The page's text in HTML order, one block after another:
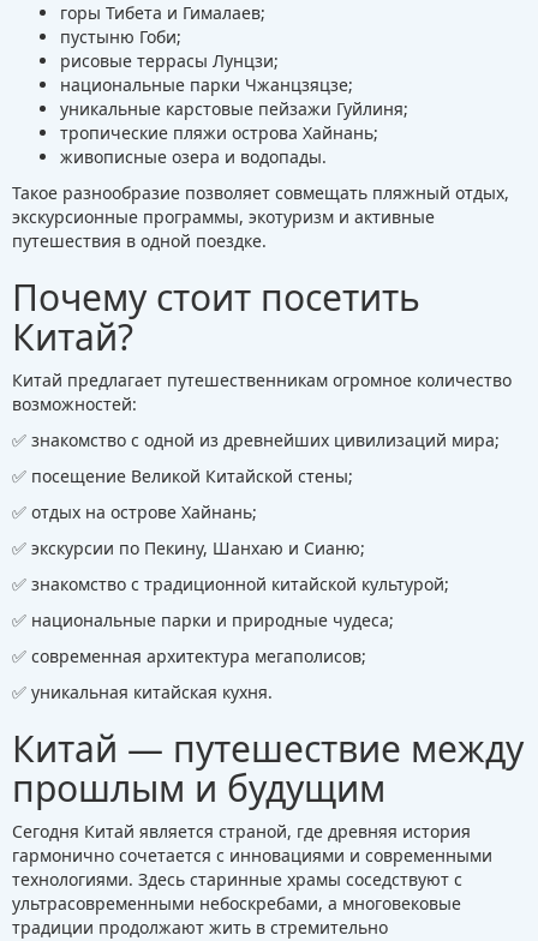
горы Тибета и Гималаев;
пустыню Гоби;
рисовые террасы Лунцзи;
национальные парки Чжанцзяцзе;
уникальные карстовые пейзажи Гуйлиня;
тропические пляжи острова Хайнань;
живописные озера и водопады.
Такое разнообразие позволяет совмещать пляжный отдых,
экскурсионные программы, экотуризм и активные
путешествия в одной поездке.
Почему стоит посетить
Китай?
Китай предлагает путешественникам огромное количество
возможностей:
✅ знакомство с одной из древнейших цивилизаций мира;
✅ посещение Великой Китайской стены;
✅ отдых на острове Хайнань;
✅ экскурсии по Пекину, Шанхаю и Сианю;
✅ знакомство с традиционной китайской культурой;
✅ национальные парки и природные чудеса;
✅ современная архитектура мегаполисов;
✅ уникальная китайская кухня.
Китай — путешествие между
прошлым и будущим
Сегодня Китай является страной, где древняя история
гармонично сочетается с инновациями и современными
технологиями. Здесь старинные храмы соседствуют с
ультрасовременными небоскребами, а многовековые
традиции продолжают жить в стремительно